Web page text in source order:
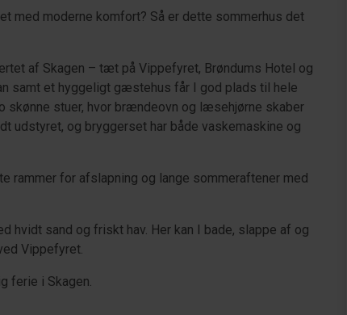
med moderne komfort? Så er dette sommerhus det
af Skagen – tæt på Vippefyret, Brøndums Hotel og
samt et hyggeligt gæstehus får I god plads til hele
stuer, hvor brændeovn og læsehjørne skaber
udstyret, og bryggerset har både vaskemaskine og
rammer for afslapning og lange sommeraftener med
hvidt sand og friskt hav. Her kan I bade, slappe af og
Vippefyret.
ferie i Skagen.